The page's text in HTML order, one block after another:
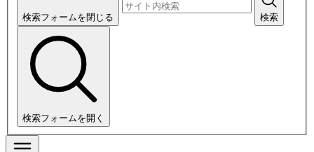
検索フォームを閉じる 検索
検索フォームを開く